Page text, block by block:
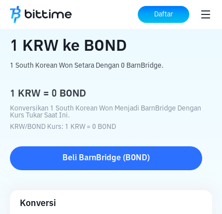
Daftar
Beranda Konverter Kripto ke BOND
1 KRW ke BOND
1 South Korean Won Setara Dengan 0 BarnBridge.
1 KRW = 0 BOND
Konversikan 1 South Korean Won Menjadi BarnBridge Dengan
Kurs Tukar Saat Ini.
KRW/BOND Kurs: 1 KRW = 0 BOND
Beli BarnBridge ( BOND)
Konversi